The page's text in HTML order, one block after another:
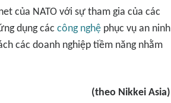
của NATO với sự tham gia của các
dụng các công nghệ phục vụ an ninh
các doanh nghiệp tiềm năng nhằm
(theo Nikkei Asia)